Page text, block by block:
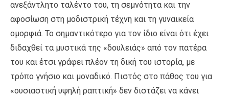
ανεξάντλητο ταλέντο του, τη σεμνότητα και την
αφοσίωση στη μοδιστρική τέχνη και τη γυναικεία
ομορφιά. Το σημαντικότερο για τον ίδιο είναι ότι έχει
διδαχθεί τα μυστικά της «δουλειάς» από τον πατέρα
του και έτσι γράφει πλέον τη δική του ιστορία, με
τρόπο γνήσιο και μοναδικό. Πιστός στο πάθος του για
«ουσιαστική υψηλή ραπτική» δεν διστάζει να κάνει